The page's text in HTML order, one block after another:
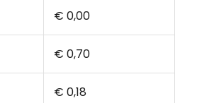
€ 0,00
€ 0,70
€ 0,18